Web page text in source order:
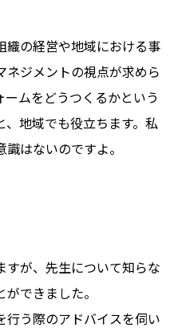
織の経営や地域における事
ジメントの視点が求めら
ムをどうつくるかという
地域でも役立ちます。私
はないのですよ。
が、先生について知らな
できました。
行う際のアドバイスを伺い